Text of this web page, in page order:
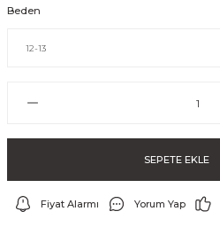
ve Şort
Beden
SEPETE EKLE
Fiyat Alarmı Yorum Yap